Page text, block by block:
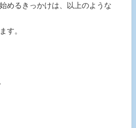
めるきっかけは、以上のような
す。